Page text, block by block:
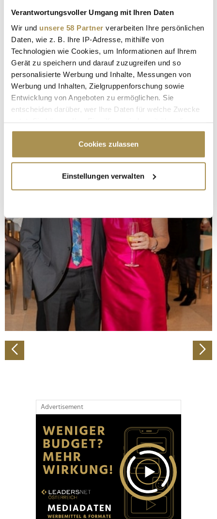
Verantwortungsvoller Umgang mit Ihren Daten
Wir und unsere 58 Partner verarbeiten Ihre persönlichen
Daten, wie z. B. Ihre IP-Adresse, mithilfe von
Technologien wie Cookies, um Informationen auf Ihrem
Gerät zu speichern und darauf zuzugreifen und so
personalisierte Werbung und Inhalte, Messungen von
Werbung und Inhalten, Zielgruppenforschung sowie
Entwicklung von Angeboten zu ermöglichen. Sie
entscheiden darüber, wer Ihre Daten für welche Zwecke
Cookie-Erklärung oder durch Klicken auf das Privacy
Trigger Symbol ändern oder widerrufen
Informationen über Ihre geografische Lage
erfassen, welche bis auf einige Meter genau sein
bestimmten Merkmalen (Fingerprinting) identifizieren
Erfahren Sie mehr darüber, wie Ihre persönlichen Daten
verarbeitet werden, und legen Sie Ihre Präferenzen im
Abschnitt Einzelheiten fest.
Wir verwenden Cookies, um Inhalte und Anzeigen zu
personalisieren, Funktionen für soziale Medien anbieten
zu können und die Zugriffe auf unsere Website zu
analysieren. Außerdem geben wir Informationen zu Ihrer
Verwendung unserer Website an unsere Partner für
soziale Medien, Werbung und Analysen weiter. Unsere
Partner führen diese Informationen möglicherweise mit
Cookies zulassen
Einstellungen verwalten
Advertisement